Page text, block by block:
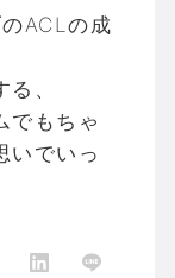
ACLの成
、
でもちゃ
いでいっ